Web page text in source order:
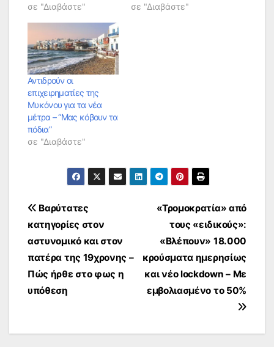
σε "Διαβάστε"
σε "Διαβάστε"
Αντιδρούν οι
επιχειρηματίες της
Μυκόνου για τα νέα
μέτρα – “Μας κόβουν τα
πόδια”
σε "Διαβάστε"
Πλοήγηση
άρθρων
«Τρομοκρατία» από
τους «ειδικούς»:
«Βλέπουν» 18.000
κρούσματα ημερησίως
και νέο lockdown – Με
εμβολιασμένο το 50%
Βαρύτατες
κατηγορίες στον
αστυνομικό και στον
πατέρα της 19χρονης –
Πώς ήρθε στο φως η
υπόθεση